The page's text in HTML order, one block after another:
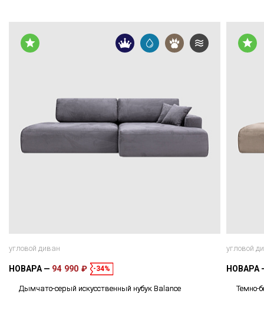
угловой диван
НОВАРА 94 990 ₽ -34%
Дымчато-серый искусственный нубук Balance
угловой
НОВАРА
Темно-